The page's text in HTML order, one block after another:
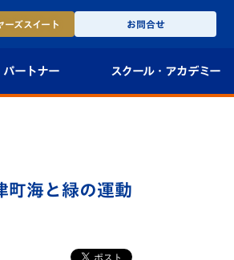
ーズスイート お問合せ
パートナー
定 VIP BOX
スクール・ アカデミー
U-15
町海と緑の運動